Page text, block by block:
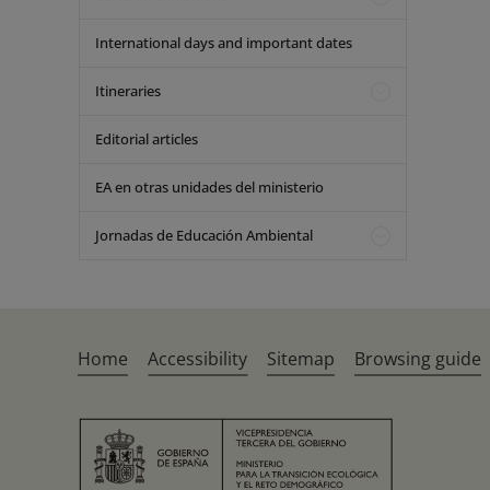
International days and important dates
Itineraries
Editorial articles
EA en otras unidades del ministerio
Jornadas de Educación Ambiental
Home Accessibility Sitemap Browsing guide